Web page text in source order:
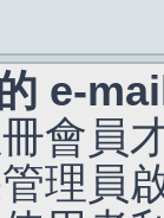
e-
會員
理員